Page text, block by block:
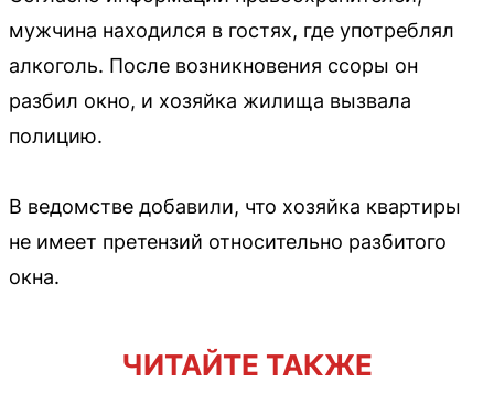
мужчина находился в гостях, где употреблял
алкоголь. После возникновения ссоры он
разбил окно, и хозяйка жилища вызвала
полицию.
В ведомстве добавили, что хозяйка квартиры
не имеет претензий относительно разбитого
окна.
ЧИТАЙТЕ ТАКЖЕ